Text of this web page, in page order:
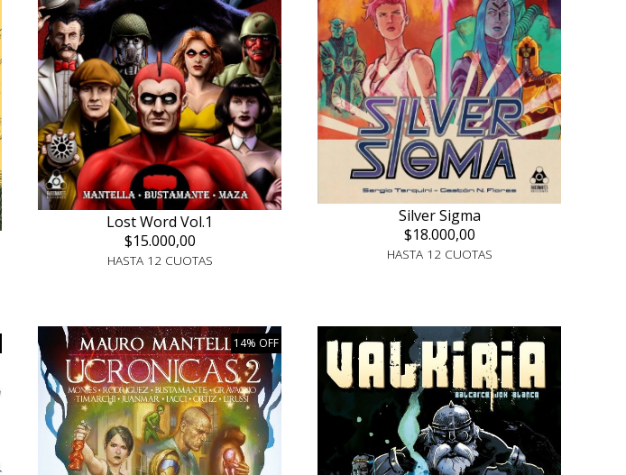
Lost Word Vol.1
$15.000,00
HASTA 12 CUOTAS
Silver Sigma
$18.000,00
HASTA 12 CUOTAS
14% OFF